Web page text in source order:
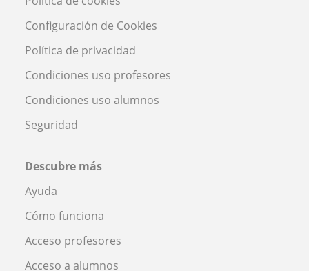
Configuración de Cookies
Política de privacidad
Condiciones uso profesores
Condiciones uso alumnos
Seguridad
Descubre más
Ayuda
Cómo funciona
Acceso profesores
Acceso a alumnos